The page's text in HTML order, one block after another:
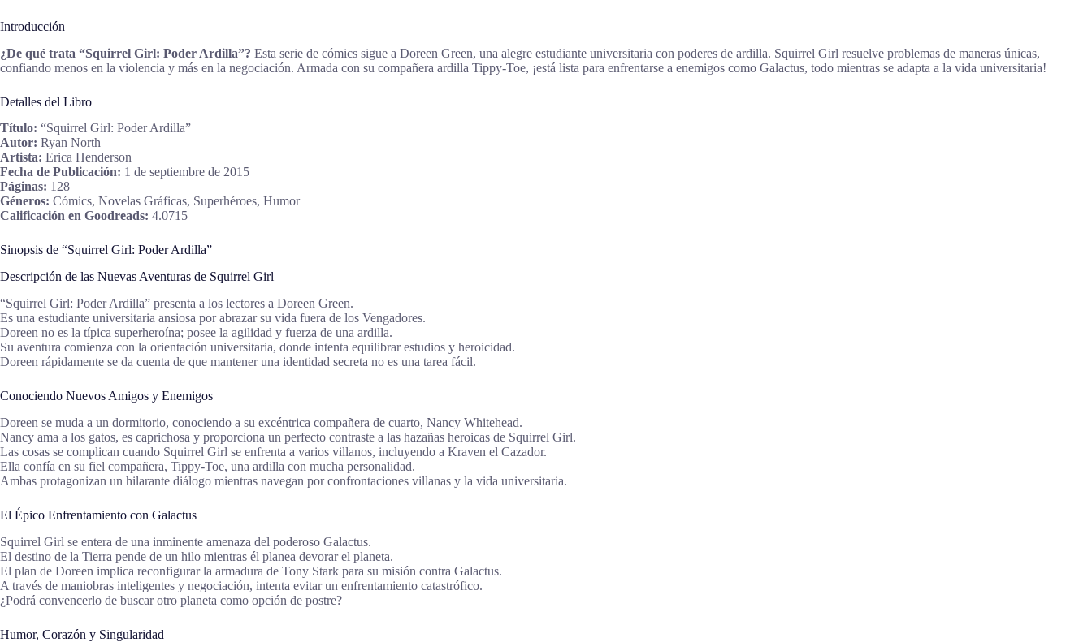
Introducción
¿De qué trata “Squirrel Girl: Poder Ardilla”? Esta serie de cómics sigue a Doreen Green, una alegre estudiante universitaria con poderes de ardilla. Squirrel Girl resuelve problemas de maneras únicas,
confiando menos en la violencia y más en la negociación. Armada con su compañera ardilla Tippy-Toe, ¡está lista para enfrentarse a enemigos como Galactus, todo mientras se adapta a la vida universitaria!
Detalles del Libro
Título: “Squirrel Girl: Poder Ardilla”
Autor: Ryan North
Artista: Erica Henderson
Fecha de Publicación: 1 de septiembre de 2015
Páginas: 128
Géneros: Cómics, Novelas Gráficas, Superhéroes, Humor
Calificación en Goodreads: 4.0715
Sinopsis de “Squirrel Girl: Poder Ardilla”
Descripción de las Nuevas Aventuras de Squirrel Girl
“Squirrel Girl: Poder Ardilla” presenta a los lectores a Doreen Green.
Es una estudiante universitaria ansiosa por abrazar su vida fuera de los Vengadores.
Doreen no es la típica superheroína; posee la agilidad y fuerza de una ardilla.
Su aventura comienza con la orientación universitaria, donde intenta equilibrar estudios y heroicidad.
Doreen rápidamente se da cuenta de que mantener una identidad secreta no es una tarea fácil.
Conociendo Nuevos Amigos y Enemigos
Doreen se muda a un dormitorio, conociendo a su excéntrica compañera de cuarto, Nancy Whitehead.
Nancy ama a los gatos, es caprichosa y proporciona un perfecto contraste a las hazañas heroicas de Squirrel Girl.
Las cosas se complican cuando Squirrel Girl se enfrenta a varios villanos, incluyendo a Kraven el Cazador.
Ella confía en su fiel compañera, Tippy-Toe, una ardilla con mucha personalidad.
Ambas protagonizan un hilarante diálogo mientras navegan por confrontaciones villanas y la vida universitaria.
El Épico Enfrentamiento con Galactus
Squirrel Girl se entera de una inminente amenaza del poderoso Galactus.
El destino de la Tierra pende de un hilo mientras él planea devorar el planeta.
El plan de Doreen implica reconfigurar la armadura de Tony Stark para su misión contra Galactus.
A través de maniobras inteligentes y negociación, intenta evitar un enfrentamiento catastrófico.
¿Podrá convencerlo de buscar otro planeta como opción de postre?
Humor, Corazón y Singularidad